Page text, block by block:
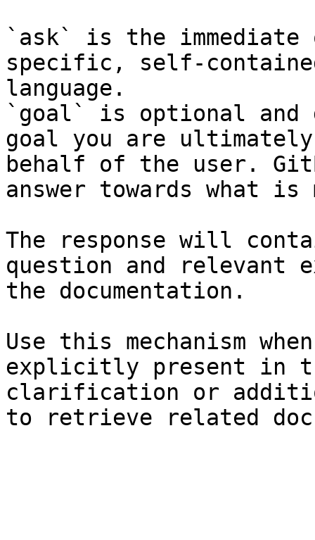
`ask` is the
specific, self-
language.
`goal` is optional and
goal you are
behalf of the user.
answer towards what
The response will
question and relevant
the documentation.
Use this mechanism
explicitly present in
clarification or